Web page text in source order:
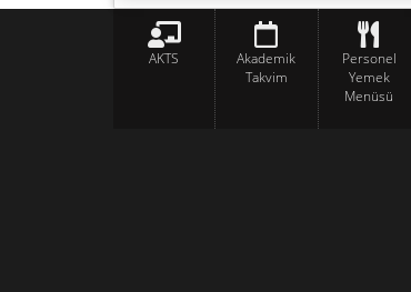
AKTS
Akademik
Takvim
Personel
Yemek
Menüsü